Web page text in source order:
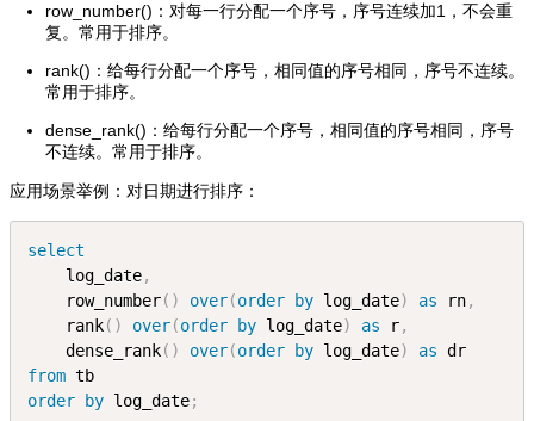
row_number()：对每一行分配一个序号，序号连续加1，不会重
复。常用于排序。
rank()：给每行分配一个序号，相同值的序号相同，序号不连续。
常用于排序。
dense_rank()：给每行分配一个序号，相同值的序号相同，序号
不连续。常用于排序。
应用场景举例：对日期进行排序：
select
    log_date
,
    row_number
( ) over(order by log_date) as rn,
    rank
( ) over(order by log_date) as r,
    dense_rank
( ) over(order by log_date) as dr
from tb
order
by log_date;